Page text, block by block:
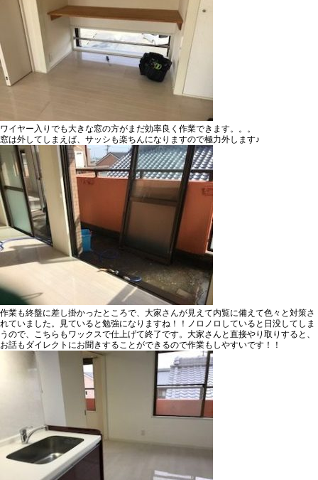
ワイヤー入りでも大きな窓の方がまだ効率良く作業できます。。。
窓は外してしまえば、サッシも楽ちんになりますので極力外します♪
作業も終盤に差し掛かったところで、大家さんが見えて内覧に備えて色々と対策さ
れていました。見ていると勉強になりますね！！ノロノロしていると日没してしま
うので、こちらもワックスで仕上げて終了です。大家さんと直接やり取りすると、
お話もダイレクトにお聞きすることができるので作業もしやすいです！！